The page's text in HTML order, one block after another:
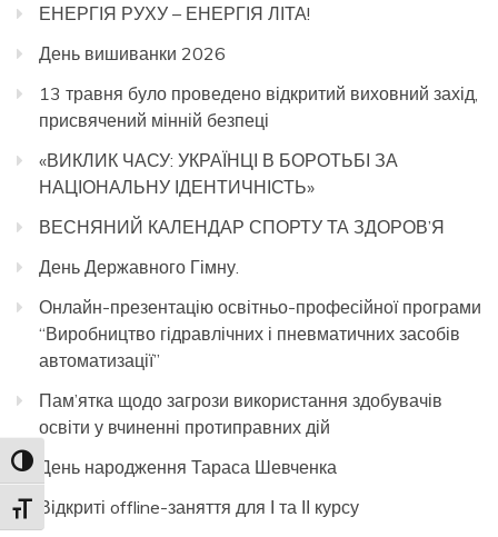
Toggle High Contrast
Toggle Font size
ЕНЕРГІЯ РУХУ – ЕНЕРГІЯ ЛІТА!
День вишиванки 2026
13 травня було проведено відкритий виховний захід,
присвячений мінній безпеці
«ВИКЛИК ЧАСУ: УКРАЇНЦІ В БОРОТЬБІ ЗА
НАЦІОНАЛЬНУ ІДЕНТИЧНІСТЬ»
ВЕСНЯНИЙ КАЛЕНДАР СПОРТУ ТА ЗДОРОВ’Я
День Державного Гімну.
Онлайн-презентацію освітньо-професійної програми
“Виробництво гідравлічних і пневматичних засобів
автоматизації”
Пам’ятка щодо загрози використання здобувачів
освіти у вчиненні протиправних дій
День народження Тараса Шевченка
Відкриті offline-заняття для І та ІІ курсу